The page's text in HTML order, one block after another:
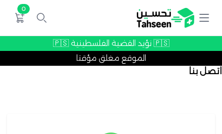
0
🇵🇸 نؤيد القضية الفلسطينية 🇵🇸
الموقع مغلق مؤقتا
اتصل بنا